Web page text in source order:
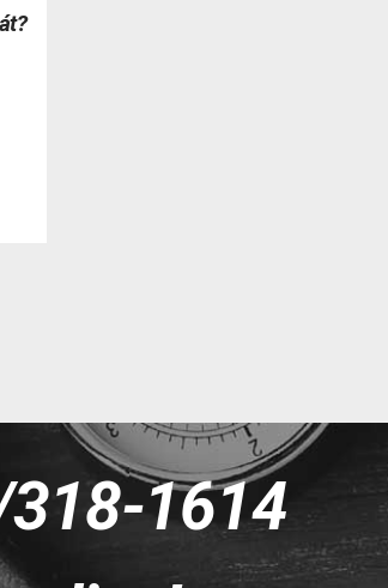
1614